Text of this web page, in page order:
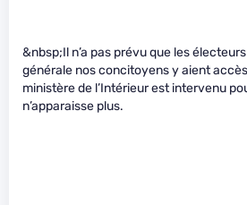
&nbsp;Il n’a pas prévu que les
générale nos concitoyens y aient
ministère de l’Intérieur est intervenu
n’apparaisse plus.